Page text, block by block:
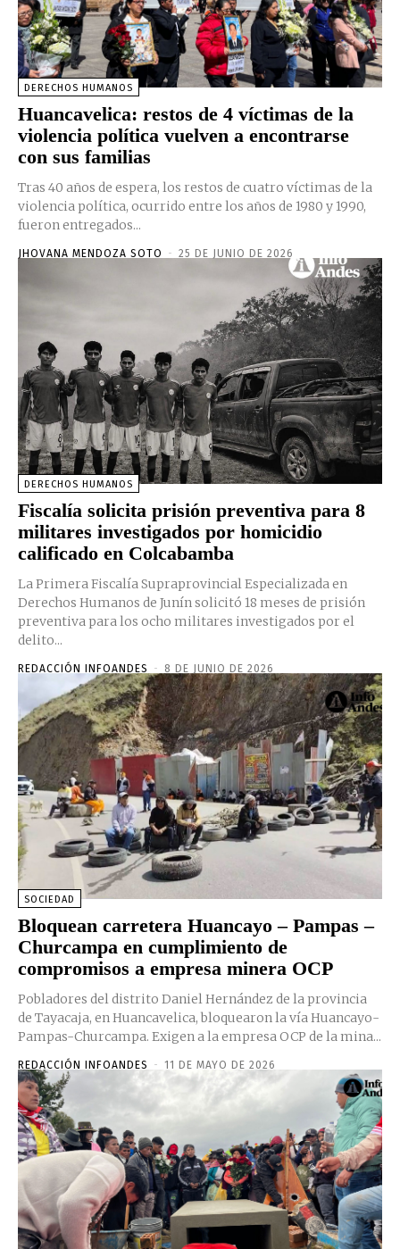
DERECHOS HUMANOS
Huancavelica: restos de 4 víctimas de la
violencia política vuelven a encontrarse
con sus familias
Tras 40 años de espera, los restos de cuatro víctimas de la
violencia política, ocurrido entre los años de 1980 y 1990,
fueron entregados...
JHOVANA MENDOZA SOTO - 25 DE JUNIO DE 2026
DERECHOS HUMANOS
Fiscalía solicita prisión preventiva para 8
militares investigados por homicidio
calificado en Colcabamba
La Primera Fiscalía Supraprovincial Especializada en
Derechos Humanos de Junín solicitó 18 meses de prisión
preventiva para los ocho militares investigados por el
delito...
REDACCIÓN INFOANDES - 8 DE JUNIO DE 2026
SOCIEDAD
Bloquean carretera Huancayo – Pampas –
Churcampa en cumplimiento de
compromisos a empresa minera OCP
Pobladores del distrito Daniel Hernández de la provincia
de Tayacaja, en Huancavelica, bloquearon la vía Huancayo-
Pampas-Churcampa. Exigen a la empresa OCP de la mina...
REDACCIÓN INFOANDES - 11 DE MAYO DE 2026